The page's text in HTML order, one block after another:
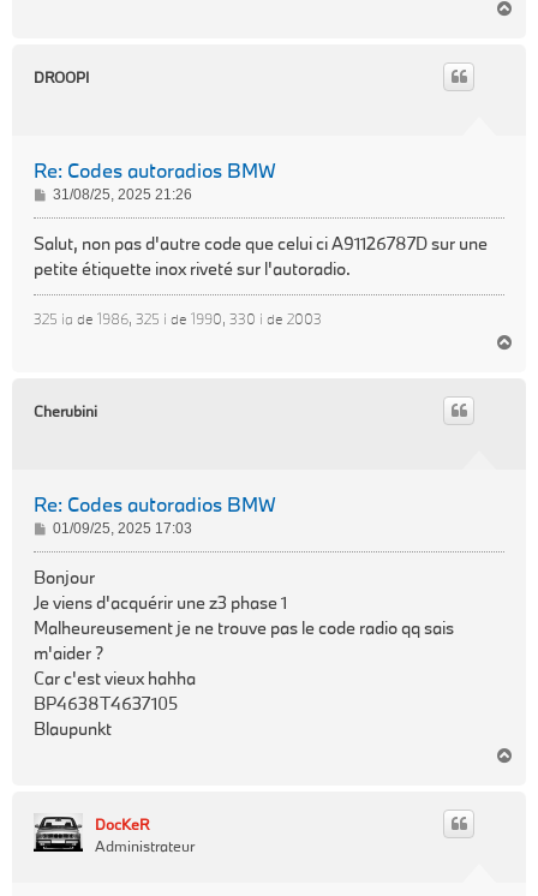
DROOPI
Re: Codes autoradios BMW
M
e
a
e
31/08/25, 2025 21:26
Salut, non pas d'autre code que celui ci A91126787D sur une
petite étiquette inox riveté sur l'autoradio.
325 ia de 1986, 325 i de 1990, 330 i de 2003
Cherubini
Re: Codes autoradios BMW
M
e
a
g
e
01/09/25, 2025 17:03
Bonjour
Je viens d'acquérir une z3 phase 1
Malheureusement je ne trouve pas le code radio qq sais
m'aider ?
Car c'est vieux hahha
BP4638T4637105
Blaupunkt
DocKeR
Administrateur